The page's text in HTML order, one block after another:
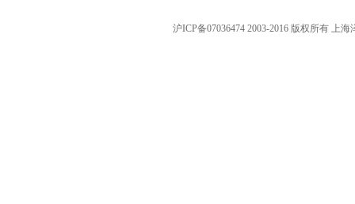
沪ICP备07036474 2003-2016 版权所有 上